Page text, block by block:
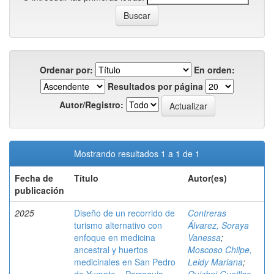
Ordenar por:
En orden:
Resultados por página
Autor/Registro:
Mostrando resultados 1 a 1 de 1
Fecha de
publicación
Título Autor(es)
2025
Diseño de un recorrido de
turismo alternativo con
enfoque en medicina
ancestral y huertos
medicinales en San Pedro
Contreras
Álvarez, Soraya
Vanessa;
Moscoso Chilpe,
Leidy Mariana;